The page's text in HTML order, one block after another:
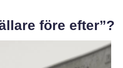
före efter”?